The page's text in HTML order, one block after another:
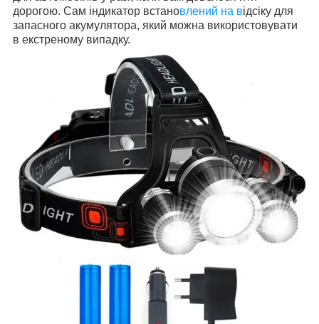
дорогою. Сам індикатор встановлений на відсіку для
запасного акумулятора, який можна використовувати
в екстреному випадку.